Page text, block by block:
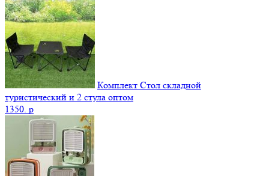
Комплект Стол складной
туристический и 2 стула оптом
1350. p